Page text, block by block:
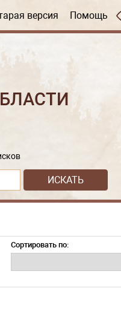
версия Помощь
Сортировать по: